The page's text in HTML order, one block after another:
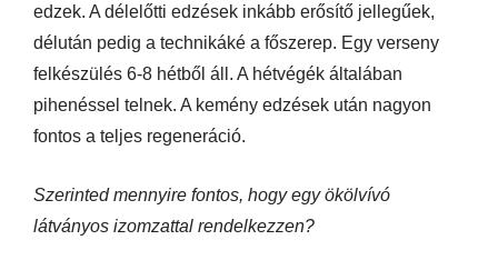
edzek. A délelőtti edzések inkább erősítő jellegűek,
délután pedig a technikáké a főszerep. Egy verseny
felkészülés 6-8 hétből áll. A hétvégék általában
pihenéssel telnek. A kemény edzések után nagyon
fontos a teljes regeneráció.
Szerinted mennyire fontos, hogy egy ökölvívó
látványos izomzattal rendelkezzen?